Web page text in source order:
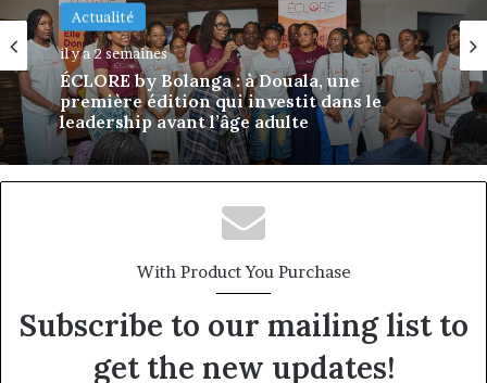
Actualité
il y a 2 semaines
ÉCLORE by Bolanga : à Douala, une
première édition qui investit dans le
leadership avant l’âge adulte
With Product You Purchase
Subscribe to our mailing list to
get the new updates!